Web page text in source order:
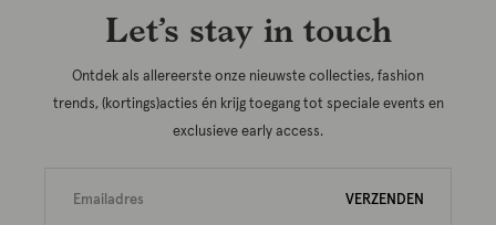
Let’s stay in touch
Ontdek als allereerste onze nieuwste collecties, fashion
trends, (kortings)acties én krijg toegang tot speciale events en
exclusieve early access.
VERZENDEN